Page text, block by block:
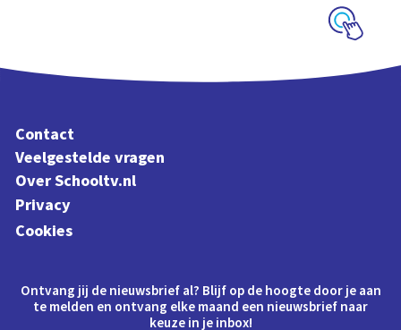
Contact
Veelgestelde vragen
Over Schooltv.nl
Privacy
Cookies
Ontvang jij de nieuwsbrief al? Blijf op de hoogte door je aan
te melden en ontvang elke maand een nieuwsbrief naar
keuze in je inbox!